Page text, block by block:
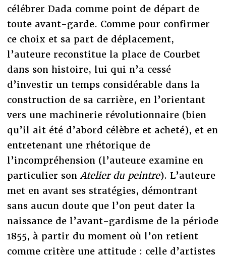
célébrer Dada comme point de départ de
toute avant-garde. Comme pour confirmer
ce choix et sa part de déplacement,
l’auteure reconstitue la place de Courbet
dans son histoire, lui qui n’a cessé
d’investir un temps considérable dans la
construction de sa carrière, en l’orientant
vers une machinerie révolutionnaire (bien
qu’il ait été d’abord célèbre et acheté), et en
entretenant une rhétorique de
l’incompréhension (l’auteure examine en
particulier son Atelier du peintre). L’auteure
met en avant ses stratégies, démontrant
sans aucun doute que l’on peut dater la
naissance de l’avant-gardisme de la période
1855, à partir du moment où l’on retient
comme critère une attitude : celle d’artistes